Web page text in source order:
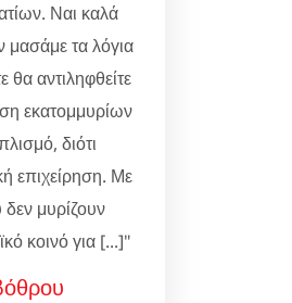
Ναι καλά
μασάμε τα λόγια
αντιληφθείτε
εκατομμυρίων
διότι
επιχείρηση. Με
μυρίζουν
κοινό για [...]"